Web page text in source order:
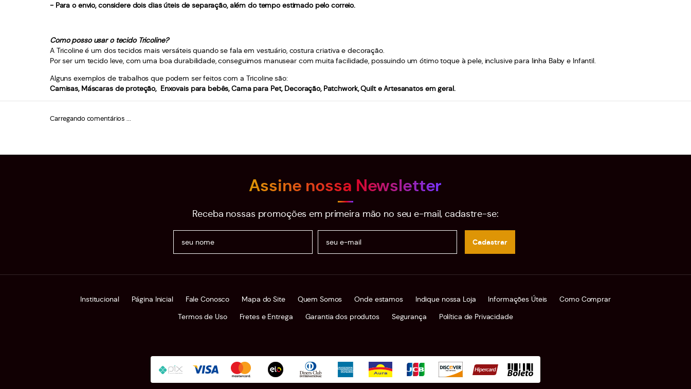
- Para o envio, considere dois dias úteis de separação, além do tempo estimado pelo correio.
Como posso usar o tecido Tricoline?
A Tricoline é um dos tecidos mais versáteis quando se fala em vestuário, costura criativa e decoração.
Por ser um tecido leve, com uma boa durabilidade, conseguimos manusear com muita facilidade, possuindo um ótimo toque à pele, inclusive para linha Baby e Infantil.
Alguns exemplos de trabalhos que podem ser feitos com a Tricoline são:
Camisas, Máscaras de proteção, Enxovais para bebês, Cama para Pet, Decoração, Patchwork, Quilt e Artesanatos em geral.
Carregando comentários ...
Assine nossa Newsletter
Receba nossas promoções em primeira mão no seu e-mail, cadastre-se:
Cadastrar
Institucional Página Inicial Fale Conosco Mapa do Site Quem Somos Onde estamos Indique nossa Loja Informações Úteis
Como Comprar
Termos de Uso
Fretes e Entrega Garantia dos produtos Segurança Política de Privacidade